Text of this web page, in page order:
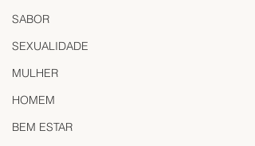
SABOR
SEXUALIDADE
MULHER
HOMEM
BEM ESTAR